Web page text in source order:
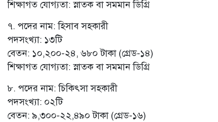
শিক্ষাগত যোগ্যতা: স্নাতক বা সমমান ডিগ্রি
৭. পদের নাম: হিসাব সহকারী
পদসংখ্যা: ১৩টি
বেতন: ১০,২০০-২৪, ৬৮০ টাকা (গ্রেড-১৪)
শিক্ষাগত যোগ্যতা: স্নাতক বা সমমান ডিগ্রি
৮. পদের নাম: চিকিৎসা সহকারী
পদসংখ্যা: ০২টি
বেতন: ৯,৩০০-২২,৪৯০ টাকা (গ্রেড-১৬)